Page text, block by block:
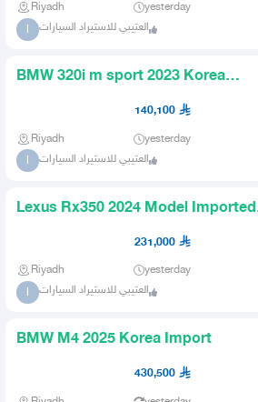
Riyadh yesterday
ا العتيبي للاستيراد السيارات
BMW 320i m sport 2023 Korea
140,100
Riyadh yesterday
ا العتيبي للاستيراد السيارات
Lexus Rx350 2024 Model Imported
231,000
Riyadh yesterday
ا العتيبي للاستيراد السيارات
BMW M4 2025 Korea Import
430,500